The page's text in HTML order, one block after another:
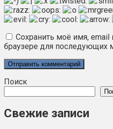
Сохранить моё имя, email
браузере для последующих
Поиск
Свежие записи